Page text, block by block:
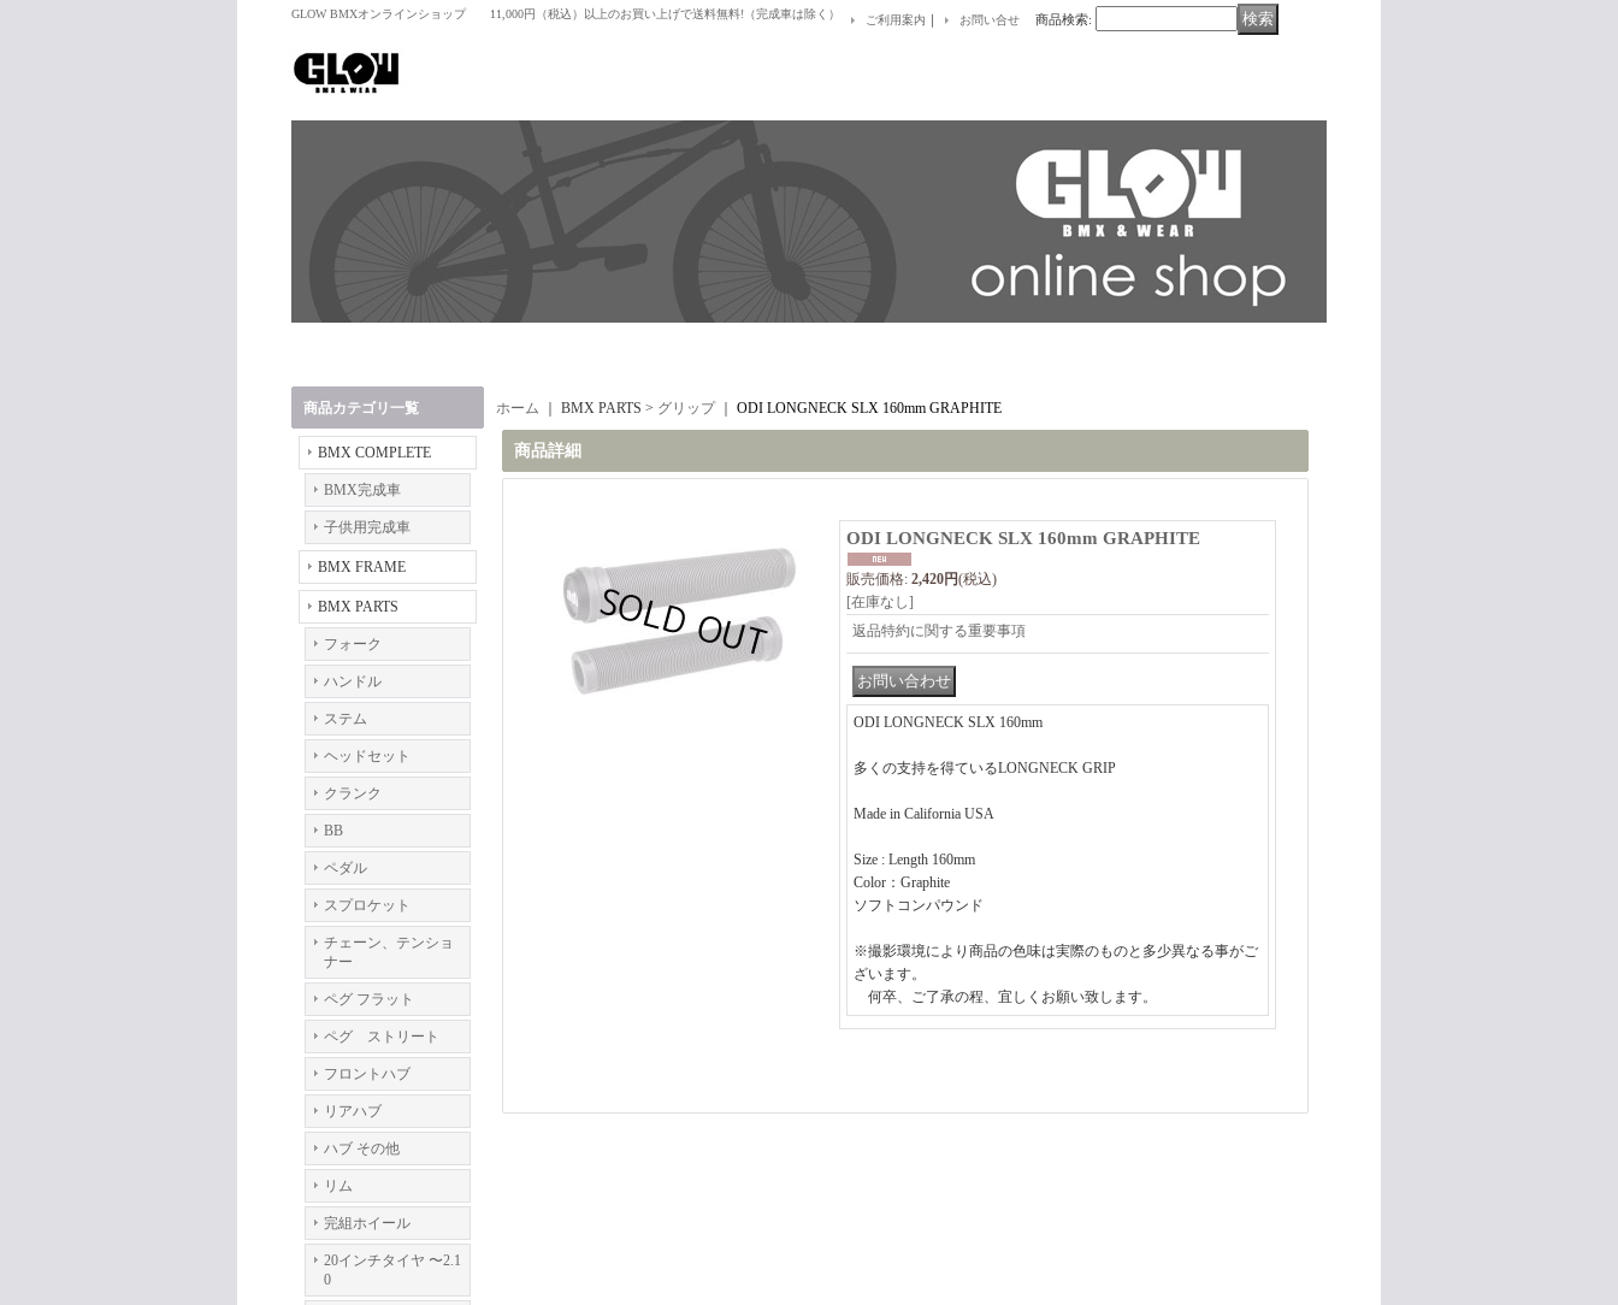
GLOW BMXオンラインショップ 11,000円（税込）以上のお買い上げで送料無料!（完成車は除く） ご利用案内 ｜ お問い合せ 商品検索:
商品カテゴリ一覧
BMX COMPLETE
BMX完成車
子供用完成車
BMX FRAME
BMX PARTS
フォーク
ハンドル
ステム
ヘッドセット
クランク
BB
ペダル
スプロケット
チェーン、テンショ
ナー
ペグ フラット
ペグ ストリート
フロントハブ
リアハブ
ハブ その他
リム
完組ホイール
20インチタイヤ 〜2.1
0
ホーム ｜ BMX PARTS > グリップ｜ ODI LONGNECK SLX 160mm GRAPHITE
商品詳細
ODI LONGNECK SLX 160mm GRAPHITE
販売価格: 2,420円(税込)
[在庫なし]
返品特約に関する重要事項
ODI LONGNECK SLX 160mm
多くの支持を得ているLONGNECK GRIP
Made in California USA
Size : Length 160mm
Color：Graphite
ソフトコンパウンド
※撮影環境により商品の色味は実際のものと多少異なる事がご
ざいます。
何卒、ご了承の程、宜しくお願い致します。